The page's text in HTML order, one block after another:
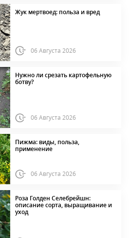
Жук мертвоед: польза и вред
06 Августа 2026
Нужно ли срезать картофельную
ботву?
06 Августа 2026
Пижма: виды, польза,
применение
06 Августа 2026
Роза Голден Селебрейшн:
описание сорта, выращивание и
уход